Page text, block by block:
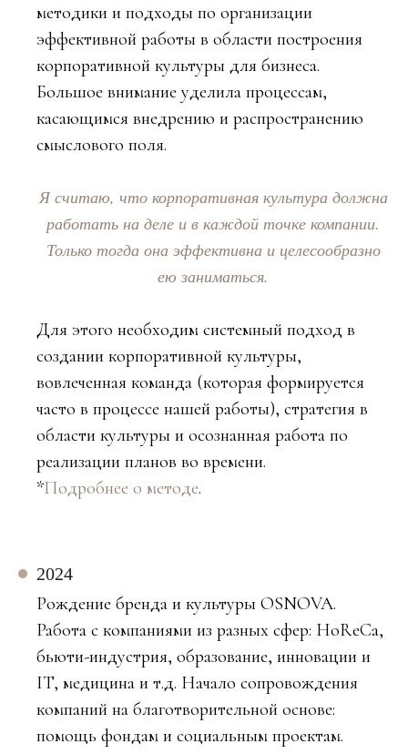
методики и подходы по организации
эффективной работы в области построения
корпоративной культуры для бизнеса.
Большое внимание уделила процессам,
касающимся внедрению и распространению
смыслового поля.
Я считаю, что корпоративная культура должна
работать на деле и в каждой точке компании.
Только тогда она эффективна и целесообразно
ею заниматься.
Для этого необходим системный подход в
создании корпоративной культуры,
вовлеченная команда (которая формируется
часто в процессе нашей работы), стратегия в
области культуры и осознанная работа по
реализации планов во времени.
*Подробнее о методе.
2024
Рождение бренда и культуры OSNOVA.
Работа с компаниями из разных сфер: HoReCa,
бьюти-индустрия, образование, инновации и
IT, медицина и т.д. Начало сопровождения
компаний на благотворительной основе:
помощь фондам и социальным проектам.